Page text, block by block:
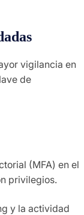
vigilancia en
de
(MFA) en el
privilegios.
y la actividad